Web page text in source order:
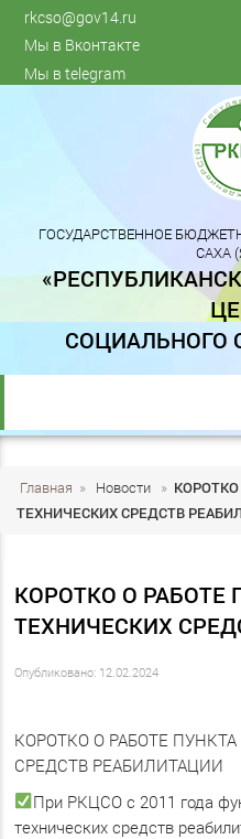
rkcso@gov14.ru
Мы в Вконтакте
Мы в telegram
ГОСУДАРСТВЕННОЕ
САХА
СОЦИАЛЬНОГО
Главная » Новости » КОРОТКО
ТЕХНИЧЕСКИХ СРЕДСТВ
КОРОТКО О РАБОТЕ
ТЕХНИЧЕСКИХ
Опубликовано: 12.02.2024
КОРОТКО О РАБОТЕ
СРЕДСТВ РЕАБИЛИТАЦИИ
При РКЦСО с 2011 года
технических средств